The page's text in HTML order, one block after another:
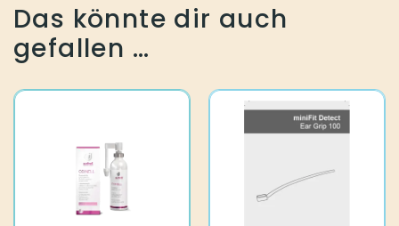
Das könnte dir auch
gefallen …